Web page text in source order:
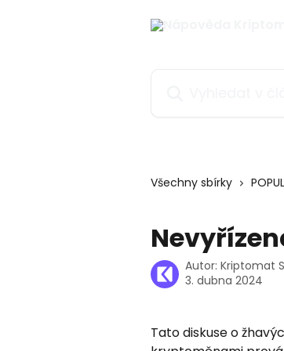
Všechny sbírky
Autor: Kriptomat
3. dubna 2024
Tato diskuse o